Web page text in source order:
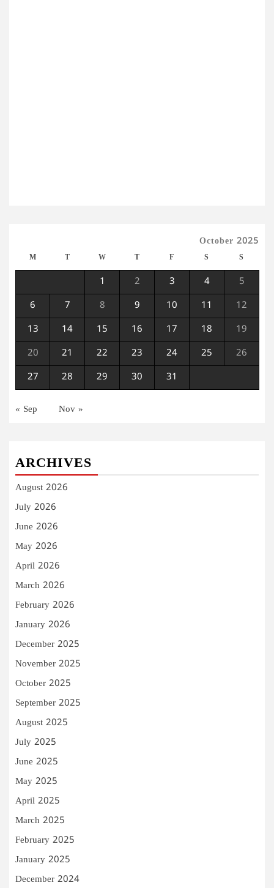
October 2025
M T W T F S S
1 2 3 4 5
6 7 8 9 10 11 12
13 14 15 16 17 18 19
20 21 22 23 24 25 26
27 28 29 30 31
« Sep Nov »
ARCHIVES
August 2026
July 2026
June 2026
May 2026
April 2026
March 2026
February 2026
January 2026
December 2025
November 2025
October 2025
September 2025
August 2025
July 2025
June 2025
May 2025
April 2025
March 2025
February 2025
January 2025
December 2024